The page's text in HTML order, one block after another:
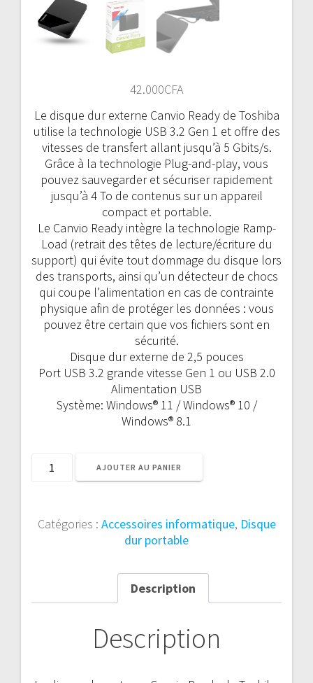
42.000CFA
Le disque dur externe Canvio Ready de Toshiba
utilise la technologie USB 3.2 Gen 1 et offre des
vitesses de transfert allant jusqu’à 5 Gbits/s.
Grâce à la technologie Plug-and-play, vous
pouvez sauvegarder et sécuriser rapidement
jusqu’à 4 To de contenus sur un appareil
compact et portable.
Le Canvio Ready intègre la technologie Ramp-
Load (retrait des têtes de lecture/écriture du
support) qui évite tout dommage du disque lors
des transports, ainsi qu’un détecteur de chocs
qui coupe l’alimentation en cas de contrainte
physique afin de protéger les données : vous
pouvez être certain que vos fichiers sont en
sécurité.
Disque dur externe de 2,5 pouces
Port USB 3.2 grande vitesse Gen 1 ou USB 2.0
Alimentation USB
Système: Windows® 11 / Windows® 10 /
Windows® 8.1
quantité
DUR
FACILE
AJOUTER AU PANIER
Catégories : Accessoires informatique, Disque
dur portable
Description
Description